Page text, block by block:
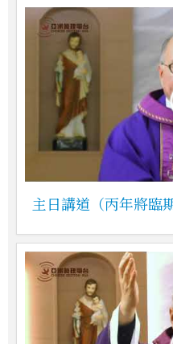
主日講道（丙年將臨